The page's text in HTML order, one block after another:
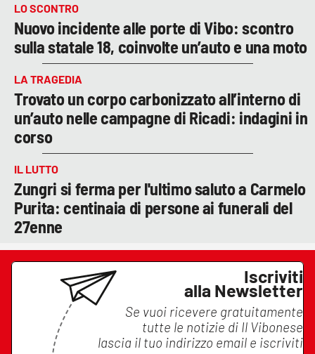
LO SCONTRO
Nuovo incidente alle porte di Vibo: scontro
sulla statale 18, coinvolte un’auto e una moto
LA TRAGEDIA
Trovato un corpo carbonizzato all’interno di
un’auto nelle campagne di Ricadi: indagini in
corso
IL LUTTO
Zungri si ferma per l'ultimo saluto a Carmelo
Purita: centinaia di persone ai funerali del
27enne
Iscriviti
alla Newsletter
Se vuoi ricevere gratuitamente
tutte le notizie di Il Vibonese
lascia il tuo indirizzo email e iscriviti